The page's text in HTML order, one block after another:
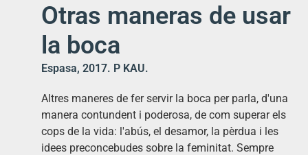
Otras maneras de usar
la boca
Espasa, 2017. P KAU.
Altres maneres de fer servir la boca per parla, d'una
manera contundent i poderosa, de com superar els
cops de la vida: l'abús, el desamor, la pèrdua i les
idees preconcebudes sobre la feminitat. Sempre